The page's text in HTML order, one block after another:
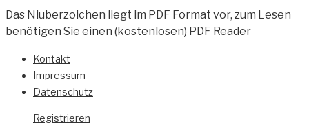
Das Niuberzoichen liegt im PDF Format vor, zum Lesen
benötigen Sie einen (kostenlosen) PDF Reader
Kontakt
Impressum
Datenschutz
Registrieren